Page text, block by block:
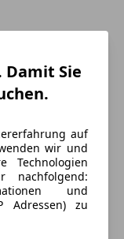
Damit Sie
auf
wir und
Technologien
nachfolgend:
und
Adressen) zu